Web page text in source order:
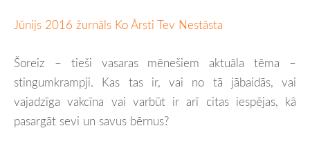
Jūnijs 2016 žurnāls Ko Ārsti Tev Nestāsta
Šoreiz – tieši vasaras mēnešiem aktuāla tēma –
stingumkrampji. Kas tas ir, vai no tā jābaidās, vai
vajadzīga vakcīna vai varbūt ir arī citas iespējas, kā
pasargāt sevi un savus bērnus?